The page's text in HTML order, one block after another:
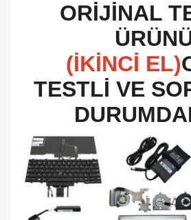
ORİJİNAL
(İKİNCİ EL)
TESTLİ VE